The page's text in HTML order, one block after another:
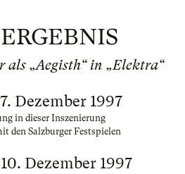
als „Aegisth“ in „Elektra“
Dezember 1997
in dieser Inszenierung
den Salzburger Festspielen
Dezember 1997